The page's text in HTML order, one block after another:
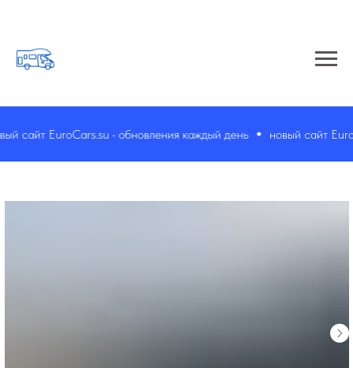
сайт EuroCars.su • обновления каждый день новый сайт